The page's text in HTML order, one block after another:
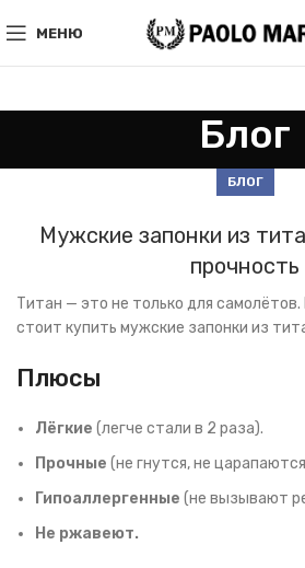
МЕНЮ
Блог
БЛОГ
Мужские запонки из
прочность
Титан — это не только для
стоит купить мужские запонки из
Плюсы
Лёгкие (легче стали в 2 раза).
Прочные (не гнутся, не
Гипоаллергенные (не вызывают
Не ржавеют.